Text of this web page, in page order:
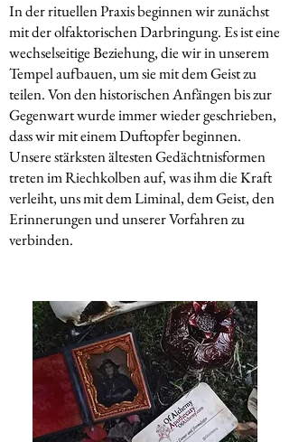
In der rituellen Praxis beginnen wir zunächst
mit der olfaktorischen Darbringung. Es ist eine
wechselseitige Beziehung, die wir in unserem
Tempel aufbauen, um sie mit dem Geist zu
teilen. Von den historischen Anfängen bis zur
Gegenwart wurde immer wieder geschrieben,
dass wir mit einem Duftopfer beginnen.
Unsere stärksten ältesten Gedächtnisformen
treten im Riechkolben auf, was ihm die Kraft
verleiht, uns mit dem Liminal, dem Geist, den
Erinnerungen und unserer Vorfahren zu
verbinden.